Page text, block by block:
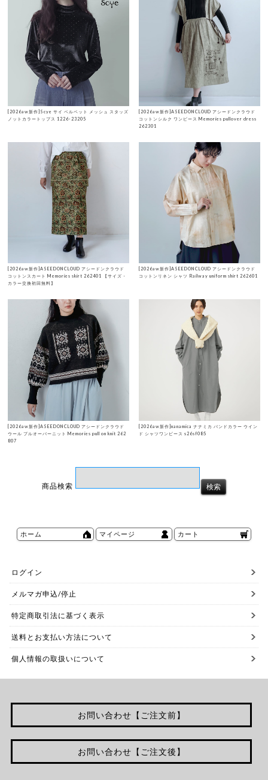
[2026aw新作]Scye サイ ベルベット メッシュ スタッズ
ノットカラートップス 1226-23205
[2026aw新作]ASEEDONCLOUD アシードンクラウド
コットンシルク ワンピース Memories pullover dress
262301
[2026aw新作]ASEEDONCLOUD アシードンクラウド
コットンスカート Memories skirt 262401 【サイズ・
カラー交換初回無料】
[2026aw新作]ASEEDONCLOUD アシードンクラウド
コットンリネン シャツ Railway uniform shirt 262601
[2026aw新作]ASEEDONCLOUD アシードンクラウド
ウール プルオーバーニット Memories pull on knit 262
807
[2026aw新作]nanamica ナナミカ バンドカラー ウイン
ド シャツワンピース s26sf085
商品検索
ホーム マイページ カート
ログイン
メルマガ申込/停止
特定商取引法に基づく表示
送料とお支払い方法について
個人情報の取扱いについて
お問い合わせ【ご注文前】
お問い合わせ【ご注文後】